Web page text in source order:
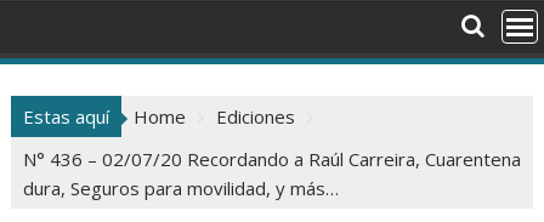
Estas aquí Home
Ediciones
N° 436 – 02/07/20 Recordando a Raúl Carreira, Cuarentena
dura, Seguros para movilidad, y más…